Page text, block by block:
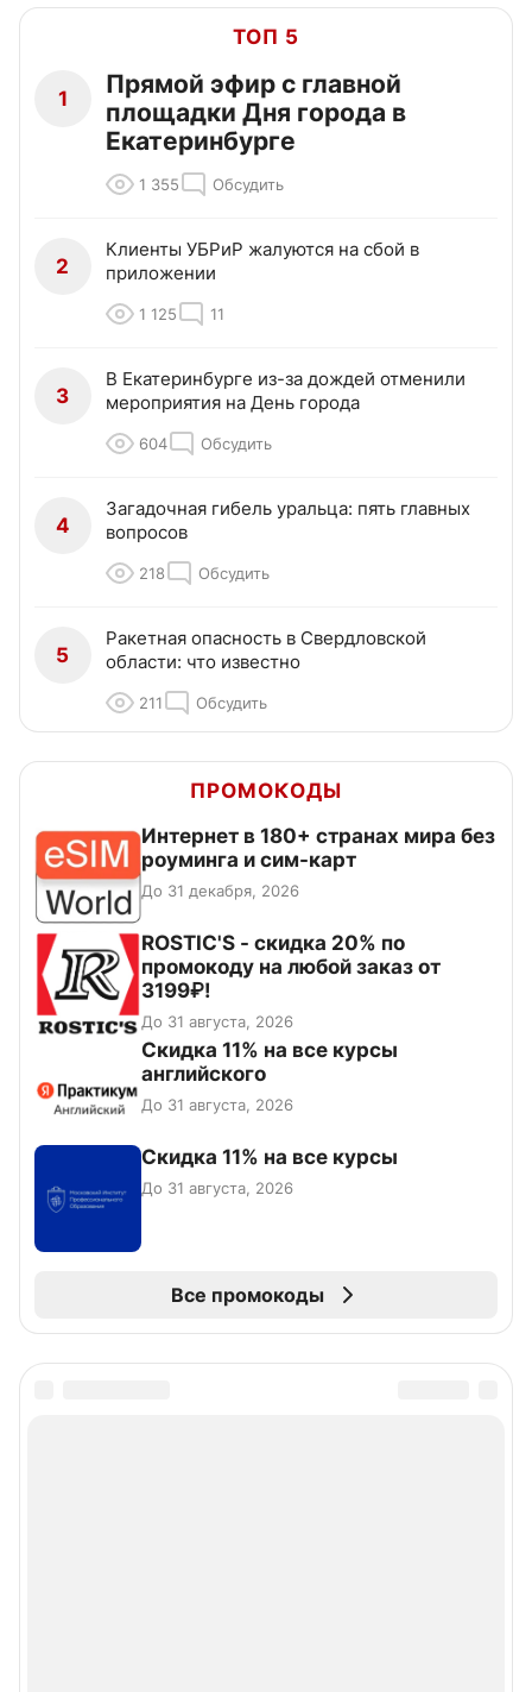
ТОП 5
1
Прямой эфир с главной
площадки Дня города в
Екатеринбурге
1 355 Обсудить
2
Клиенты УБРиР жалуются на сбой в
приложении
1 125 11
3
В Екатеринбурге из-за дождей отменили
мероприятия на День города
604 Обсудить
4
Загадочная гибель уральца: пять главных
вопросов
218 Обсудить
5
Ракетная опасность в Свердловской
области: что известно
211 Обсудить
ПРОМОКОДЫ
Интернет в 180+ странах мира без
роуминга и сим-карт
До 31 декабря, 2026
ROSTIC'S - скидка 20% по
промокоду на любой заказ от
3199₽!
До 31 августа, 2026
Скидка 11% на все курсы
английского
До 31 августа, 2026
Скидка 11% на все курсы
До 31 августа, 2026
Все промокоды